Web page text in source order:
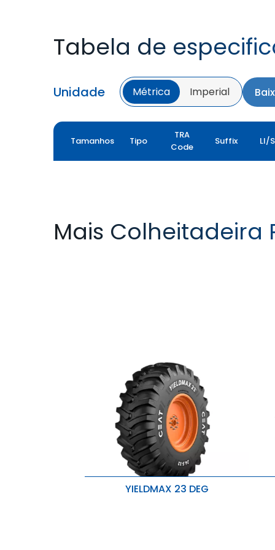
Tabela de
Unidade Métrica Imperial
Tamanhos Tipo
TRA
Code
Suffix LI/
Mais Colheitadeira
YIELDMAX 23 DEG